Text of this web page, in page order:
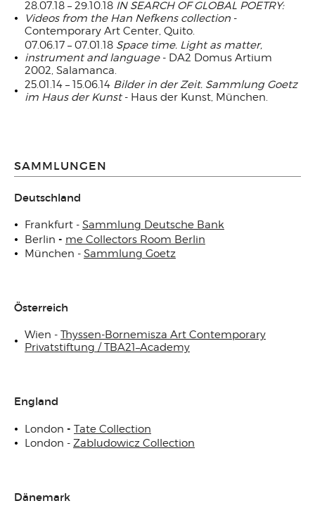
28.07.18 – 29.10.18 IN SEARCH OF GLOBAL POETRY:
Videos from the Han Nefkens collection -
Contemporary Art Center, Quito.
07.06.17 – 07.01.18 Space time. Light as matter,
instrument and language- DA2 Domus Artium
2002, Salamanca.
25.01.14 – 15.06.14 Bilder in der Zeit. Sammlung Goetz
im Haus der Kunst- Haus der Kunst, München.
SAMMLUNGEN
Deutschland
Frankfurt - Sammlung Deutsche Bank
Berlin - me Collectors Room Berlin
München - Sammlung Goetz
Österreich
Wien - Thyssen-Bornemisza Art Contemporary
Privatstiftung / TBA21–Academy
England
London - Tate Collection
London - Zabludowicz Collection
Dänemark